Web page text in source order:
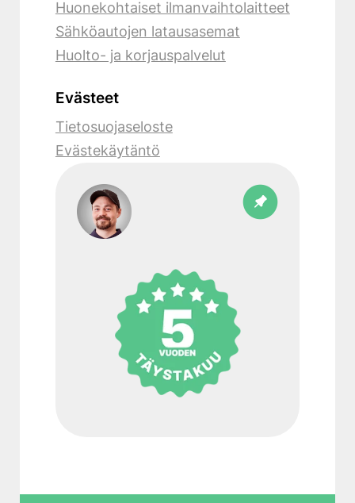
Huonekohtaiset ilmanvaihtolaitteet
Sähköautojen latausasemat
Huolto- ja korjauspalvelut
Evästeet
Tietosuojaseloste
Evästekäytäntö